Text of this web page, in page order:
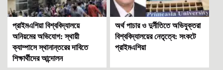
প্রাইমএশিয়া বিশ্ববিদ্যালয়ে
অনিয়মের অভিযোগ: স্থায়ী
ক্যাম্পাসে স্থানান্তরের দাবিতে
শিক্ষার্থীদের আন্দোলন
অর্থ পাচার ও দুর্নীতিতে অভিযুক্তরা
বিশ্ববিদ্যালয়ের নেতৃত্বে: সংকটে
প্রাইমএশিয়া